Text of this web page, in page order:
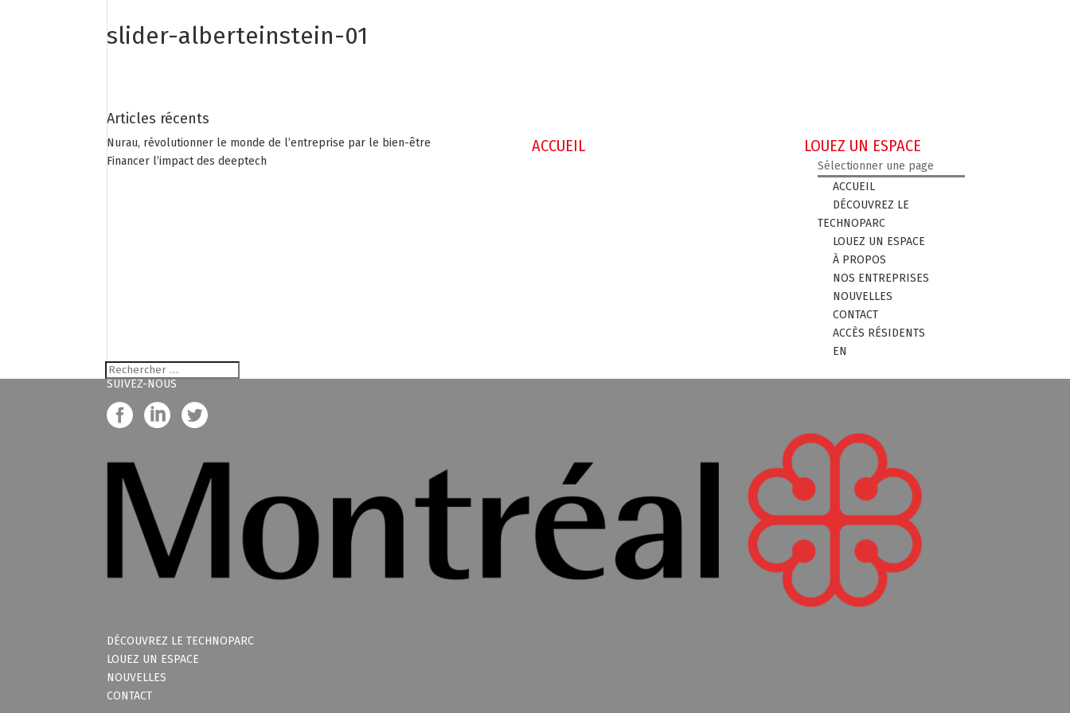
ACCUEIL LOUEZ UN ESPACE
Sélectionner une page
ACCUEIL
DÉCOUVREZ LE
TECHNOPARC
LOUEZ UN ESPACE
À PROPOS
NOS ENTREPRISES
NOUVELLES
CONTACT
ACCÈS RÉSIDENTS
EN
slider-alberteinstein-01
Articles récents
Nurau, révolutionner le monde de l’entreprise par le bien-être
Financer l’impact des deeptech
SUIVEZ-NOUS
DÉCOUVREZ LE TECHNOPARC
LOUEZ UN ESPACE
NOUVELLES
CONTACT